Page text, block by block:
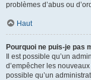
problèmes d’abus ou
Haut
Pourquoi ne puis-je pas
Il est possible qu’un
d’empêcher les
possible qu’un